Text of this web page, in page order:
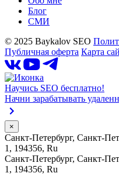
Блог
СМИ
©️ 2025 Baykalov SEO
Публичная оферта Карта
Научись SEO бесплатно!
Начни зарабатывать
×
Санкт-Петербург, Санкт-
1 , 194356, Ru
Санкт-Петербург, Санкт-
1 , 194356, Ru